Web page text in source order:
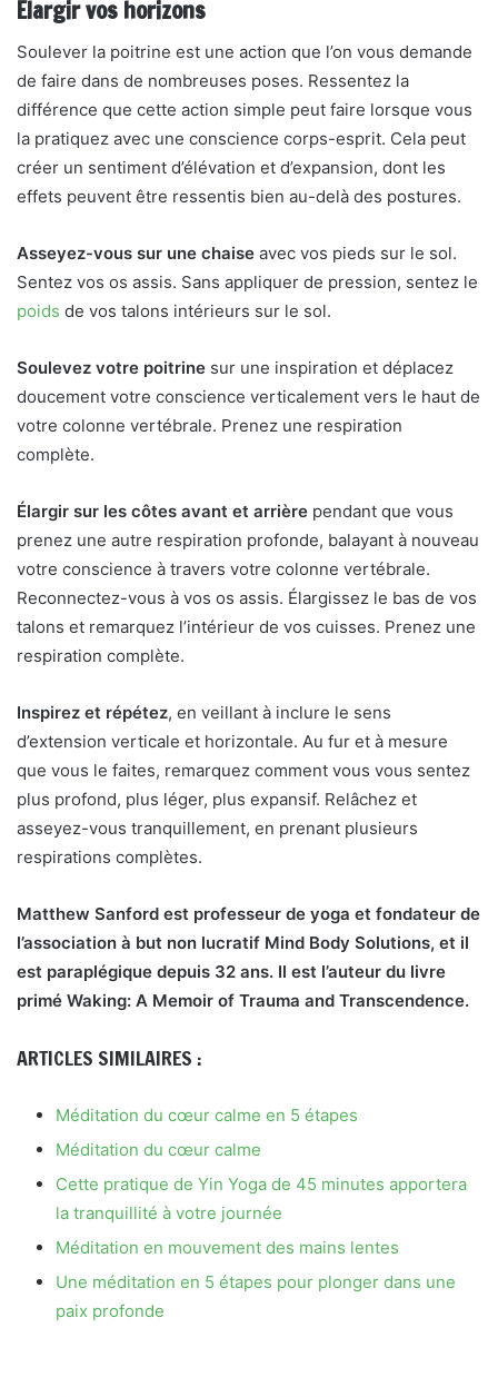
Élargir vos horizons
Soulever la poitrine est une action que l’on vous demande
de faire dans de nombreuses poses. Ressentez la
différence que cette action simple peut faire lorsque vous
la pratiquez avec une conscience corps-esprit. Cela peut
créer un sentiment d’élévation et d’expansion, dont les
effets peuvent être ressentis bien au-delà des postures.
Asseyez-vous sur une chaise avec vos pieds sur le sol.
Sentez vos os assis. Sans appliquer de pression, sentez le
poids de vos talons intérieurs sur le sol.
Soulevez votre poitrine sur une inspiration et déplacez
doucement votre conscience verticalement vers le haut de
votre colonne vertébrale. Prenez une respiration
complète.
Élargir sur les côtes avant et arrière pendant que vous
prenez une autre respiration profonde, balayant à nouveau
votre conscience à travers votre colonne vertébrale.
Reconnectez-vous à vos os assis. Élargissez le bas de vos
talons et remarquez l’intérieur de vos cuisses. Prenez une
respiration complète.
Inspirez et répétez, en veillant à inclure le sens
d’extension verticale et horizontale. Au fur et à mesure
que vous le faites, remarquez comment vous vous sentez
plus profond, plus léger, plus expansif. Relâchez et
asseyez-vous tranquillement, en prenant plusieurs
respirations complètes.
Matthew Sanford est professeur de yoga et fondateur de
l’association à but non lucratif Mind Body Solutions, et il
est paraplégique depuis 32 ans. Il est l’auteur du livre
primé Waking: A Memoir of Trauma and Transcendence.
ARTICLES SIMILAIRES :
Méditation du cœur calme en 5 étapes
Méditation du cœur calme
Cette pratique de Yin Yoga de 45 minutes apportera
la tranquillité à votre journée
Méditation en mouvement des mains lentes
Une méditation en 5 étapes pour plonger dans une
paix profonde